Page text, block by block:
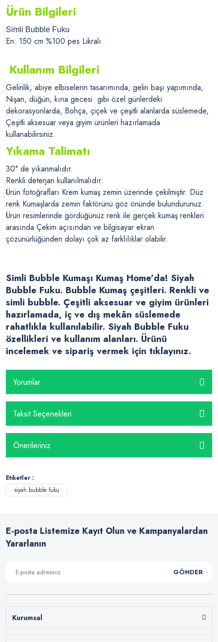
Ürün Bilgileri
Simli Bubble Fuku
En: 150 cm %100 pes Likralı
Kullanım Bilgileri
Gelinlik, abiye elbiselerin tasarımında, gelin başı yapımında,
Nişan, düğün, kına gecesi gibi özel günlerdeki
dekorasyonlarda, Bohça, çiçek ve çeşitli alanlarda süslemede,
Çeşitli aksesuar veya giyim ürünleri hazırlamada
kullanabilirsiniz.
Yıkama Talimatı
30° de yıkanmalıdır.
Renkli deterjan kullanılmalıdır.
Ürün fotoğrafları Krem kumaş zemin üzerinde çekilmiştir. Düz
renk Kumaşlarda zemin faktörünü göz önünde bulundurunuz.
Ürün resimlerinde gördüğünüz renk ile gerçek kumaş renkleri
arasında Çekim açısından ve bilgisayar ekran
çözünürlüğünden dolayı çok az farklılıklar olabilir.
Simli Bubble Kumaşı Kumaş Home’da! Siyah
Bubble Fuku. Bubble Kumaş çeşitleri. Renkli ve
simli bubble. Çeşitli aksesuar ve giyim ürünleri
hazırlamada, iç ve dış mekân süslemede
rahatlıkla kullanılabilir. Siyah Bubble Fuku
özellikleri ve kullanım alanları. Ürünü
incelemek ve sipariş vermek için tıklayınız.
Yorumlar
Taksit Seçenekleri
Önerileriniz
Etiketler :
siyah bubble fuku
E-posta Listemize Kayıt Olun ve Kampanyalardan
Yararlanın
GÖNDER
Kurumsal